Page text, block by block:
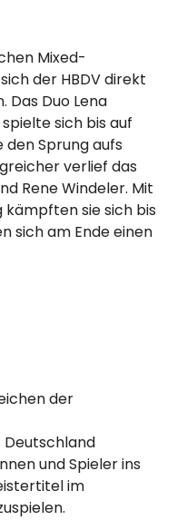
Mixed-
der HBDV direkt
Das Duo Lena
sich bis auf
Sprung aufs
verlief das
Rene Windeler. Mit
kämpften sie sich bis
sich am Ende einen
der
Deutschland
und Spieler ins
im